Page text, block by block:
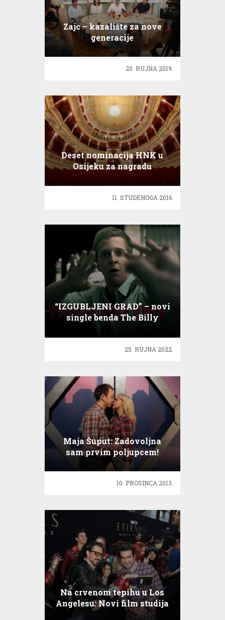
Zajc – kazalište za nove
generacije
20. RUJNA 2019.
Deset nominacija HNK u
Osijeku za nagradu
11. STUDENOGA 2016.
“IZGUBLJENI GRAD” – novi
single benda The Billy
25. RUJNA 2022.
Maja Šuput: Zadovoljna
sam prvim poljupcem!
10. PROSINCA 2013.
Na crvenom tepihu u Los
Angelesu: Novi film studija
Marvel